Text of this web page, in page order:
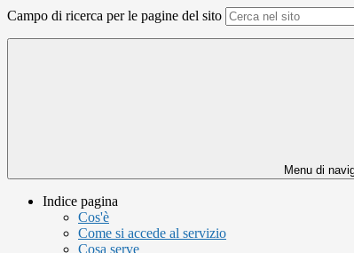
Campo di ricerca per le pagine del sito
Menu di
Indice pagina
Cos'è
Come si accede al servizio
Cosa serve